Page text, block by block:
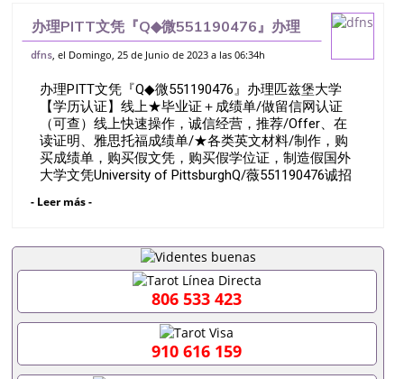
办理PITT文凭『Q◆微551190476』办理
匹兹堡大学【学历认证】线上★毕业证＋成
诚信经营，推荐/Offer、在
dfns , el Domingo, 25 de Junio de 2023 a las 06:34h
办理PITT文凭『Q◆微551190476』办理匹兹堡大学
【学历认证】线上★毕业证＋成绩单/做留信网认证
（可查）线上快速操作，诚信经营，推荐/Offer、在
读证明、雅思托福成绩单/★各类英文材料/制作，购
买成绩单，购买假文凭，购买假学位证，制造假国外
大学文凭University of PittsburghQ/薇551190476诚招
理大使馆认证办理留学归国证明办理留信网认证办理
理学位证书办理美国文凭办理澳洲文凭办理英国文凭
办理加拿大文凭办理德国文凭 一、快速办理材料：
1、毕业证+成绩单+留学回国人员证明+教育部认证,
录取通知书，雅思。（全套留学回国必备证明材料，
给父母及亲朋好友一份完美交代）； 2、雅思、托
福，OFFER，在读证明，学生卡等留学相关材料（申
请学校、转学，甚至是申请工签都可以用到）。 注：
上述材料，随时都可以安排办理，毕业证成绩单，学
- Leer más -
806 533 423
910 616 159